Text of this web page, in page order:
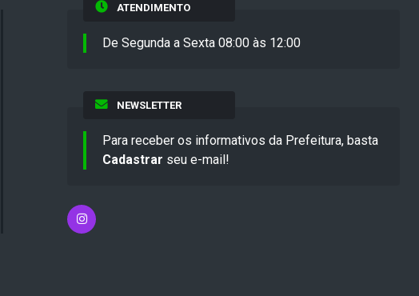
ATENDIMENTO
De Segunda a Sexta 08:00 às 12:00
NEWSLETTER
Para receber os informativos da Prefeitura, basta
Cadastrar seu e-mail!